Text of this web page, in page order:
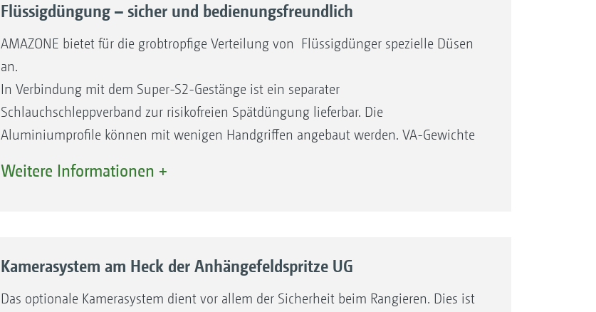
Flüssigdüngung – sicher und bedienungsfreundlich
AMAZONE bietet für die grobtropfige Verteilung von Flüssig­dünger spezielle Düsen
an.
In Verbindung mit dem Super-S2-Gestänge ist ein ­separater
Schlauchschleppverband zur risikofreien Spätdüngung lieferbar. Die
Aluminiumprofile können mit wenigen Handgriffen angebaut werden. VA-Gewichte
Weitere Informationen +
Kamerasystem am Heck der Anhängefeldspritze UG
Das optionale Kamerasystem dient vor allem der Sicherheit beim ­Rangieren. Dies ist